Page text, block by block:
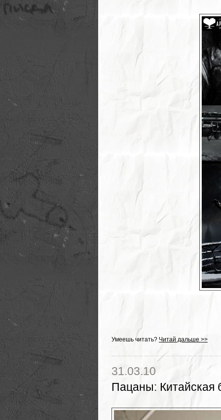
Умеешь читать? Читай дальше >>
31.03.10
Пацаны: Китайская